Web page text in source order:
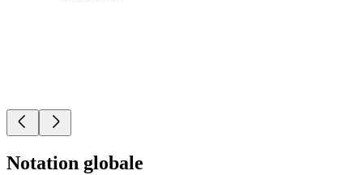
Notation globale